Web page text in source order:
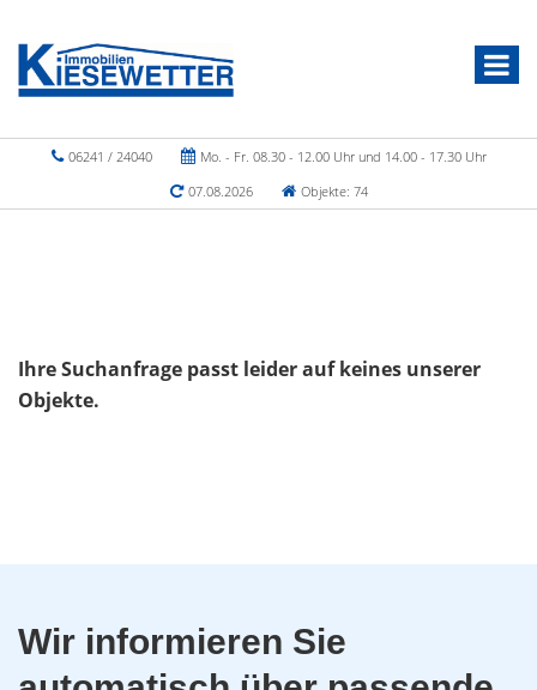
06241 / 24040
Mo. - Fr. 08.30 - 12.00 Uhr und 14.00 - 17.30 Uhr
07.08.2026
Objekte: 74
Ihre Suchanfrage passt leider auf keines unserer
Objekte.
Wir informieren Sie